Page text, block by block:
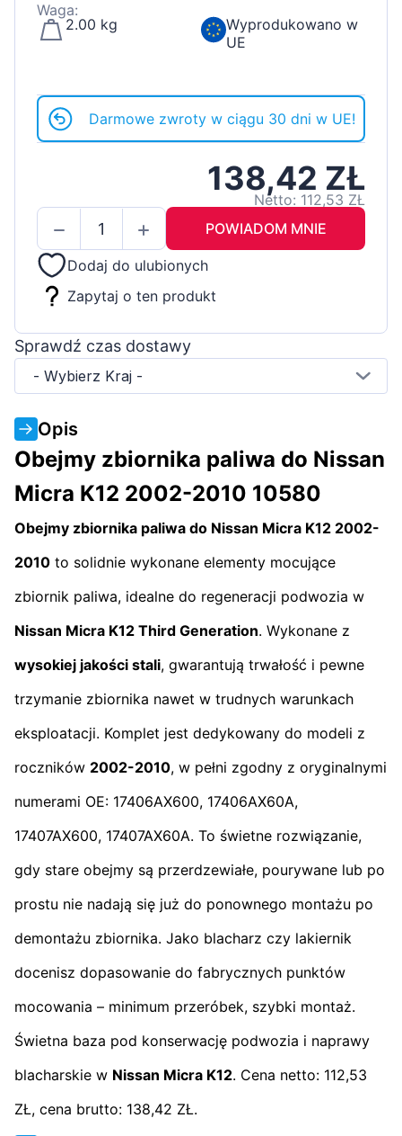
Waga:
2.00 kg
Wyprodukowano w
UE
Darmowe zwroty w ciągu 30 dni w UE!
138,42 ZŁ
Netto: 112,53 ZŁ
POWIADOM MNIE
Dodaj do ulubionych
Zapytaj o ten produkt
Sprawdź czas dostawy
- Wybierz Kraj -
Opis
Obejmy zbiornika paliwa do Nissan
Micra K12 2002-2010 10580
Obejmy zbiornika paliwa do Nissan Micra K12 2002-
2010 to solidnie wykonane elementy mocujące
zbiornik paliwa, idealne do regeneracji podwozia w
Nissan Micra K12 Third Generation. Wykonane z
wysokiej jakości stali, gwarantują trwałość i pewne
trzymanie zbiornika nawet w trudnych warunkach
eksploatacji. Komplet jest dedykowany do modeli z
roczników 2002-2010, w pełni zgodny z oryginalnymi
numerami OE: 17406AX600, 17406AX60A,
17407AX600, 17407AX60A. To świetne rozwiązanie,
gdy stare obejmy są przerdzewiałe, pourywane lub po
prostu nie nadają się już do ponownego montażu po
demontażu zbiornika. Jako blacharz czy lakiernik
docenisz dopasowanie do fabrycznych punktów
mocowania – minimum przeróbek, szybki montaż.
Świetna baza pod konserwację podwozia i naprawy
blacharskie w Nissan Micra K12. Cena netto: 112,53
ZŁ, cena brutto: 138,42 ZŁ.